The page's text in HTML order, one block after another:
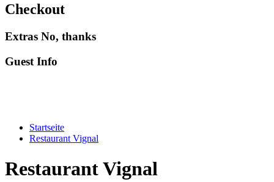
Checkout
Extras No, thanks
Guest Info
Startseite
Restaurant Vignal
Restaurant Vignal